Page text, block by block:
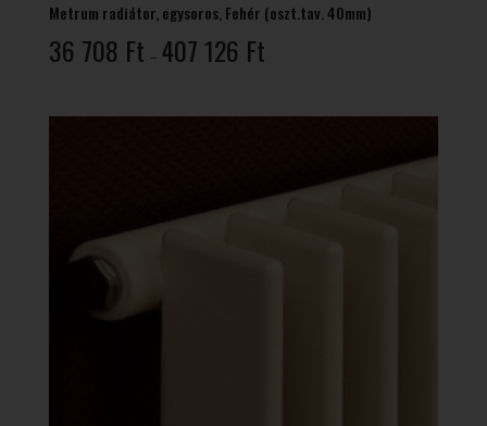
Metrum radiátor, egysoros, Fehér (oszt.tav. 40mm)
36 708 Ft – 407 126 Ft36
-